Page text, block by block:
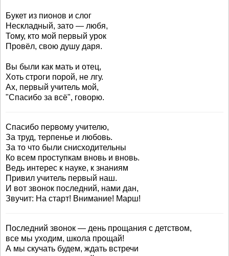
Букет из пионов и слог
Нескладный, зато — любя,
Тому, кто мой первый урок
Провёл, свою душу даря.
Вы были как мать и отец,
Хоть строги порой, не лгу.
Ах, первый учитель мой,
"Спасибо за всё", говорю.
Спасибо первому учителю,
За труд, терпенье и любовь.
За то что были снисходительны
Ко всем проступкам вновь и вновь.
Ведь интерес к науке, к знаниям
Привил учитель первый наш.
И вот звонок последний, нами дан,
Звучит: На старт! Внимание! Марш!
Последний звонок — день прощания с детством,
все мы уходим, школа прощай!
А мы скучать будем, ждать встречи